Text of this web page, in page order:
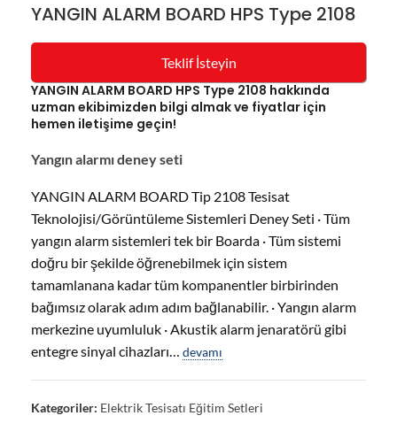
YANGIN ALARM BOARD HPS Type 2108
Teklif İsteyin
YANGIN ALARM BOARD HPS Type 2108 hakkında
uzman ekibimizden bilgi almak ve fiyatlar için
hemen iletişime geçin!
Yangın alarmı deney seti
YANGIN ALARM BOARD Tip 2108 Tesisat
Teknolojisi/Görüntüleme Sistemleri Deney Seti · Tüm
yangın alarm sistemleri tek bir Boarda · Tüm sistemi
doğru bir şekilde öğrenebilmek için sistem
tamamlanana kadar tüm kompanentler birbirinden
bağımsız olarak adım adım bağlanabilir. · Yangın alarm
merkezine uyumluluk · Akustik alarm jenaratörü gibi
entegre sinyal cihazları… devamı
Kategoriler: Elektrik Tesisatı Eğitim Setleri